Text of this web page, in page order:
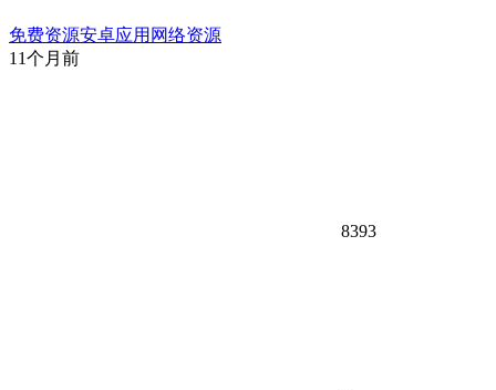
免费资源安卓应用 网络资源
11个月前
8393